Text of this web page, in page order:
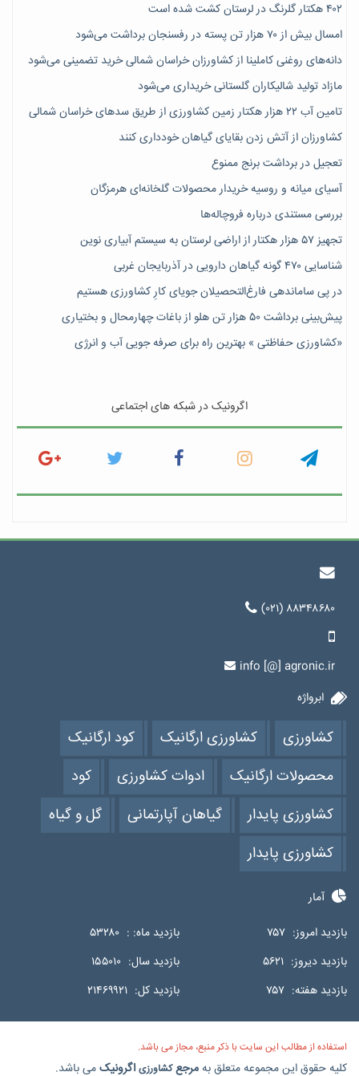
۴۰۲ هکتار گلرنگ در لرستان کشت شده است
امسال بیش از ۷۰ هزار تن پسته در رفسنجان برداشت می‌شود
دانه‌های روغنی کاملینا از کشاورزان خراسان شمالی خرید تضمینی می‌شود
مازاد تولید شالیکاران گلستانی خریداری می‌شود
تامین آب ۲۲ هزار هکتار زمین کشاورزی از طریق سدهای خراسان شمالی
کشاورزان از آتش زدن بقایای گیاهان خودداری کنند
تعجیل در برداشت برنج ممنوع
آسیای میانه و روسیه خریدار محصولات گلخانه‌ای هرمزگان
بررسی مستندی درباره فروچاله‌ها
تجهیز ۵۷ هزار هکتار از اراضی لرستان به سیستم آبیاری نوین
شناسایی ۴۷٠ گونه گیاهان دارویی در آذربایجان غربی
در پی ساماندهی فارغ‌التحصیلان جویای کارِ کشاورزی هستیم
پیش‎‌بینی برداشت ۵۰ هزار تن هلو از باغات چهارمحال و بختیاری
«کشاورزی حفاظتی » بهترین راه برای صرفه جویی آب و انرژی
اگرونیک در شبکه های اجتماعی
(۰۲۱) ۸۸۳۴۸۶۸۰
info [@] agronic.ir
ابرواژه
کشاورزی کشاورزی ارگانیک
کود ارگانیک
محصولات ارگانیک
ادوات کشاورزی
کود
کشاورزی پایدار
گیاهان آپارتمانی
گل و گیاه
کشاورزی پایدار
آمار
بازدید امروز: ۷۵۷ بازدید ماه: : ۵۳۲۸۰
بازدید دیروز: ۵۶۲۱ بازدید سال: ۱۵۵۰۱۰
بازدید هفته: ۷۵۷ بازدید کل: ۲۱۴۶۹۹۲۱
استفاده از مطالب این سایت با ذکر منبع، مجاز می باشد.
کلیه حقوق این مجموعه متعلق بهمرجعکشاورزی اگرونیکمی باشد.